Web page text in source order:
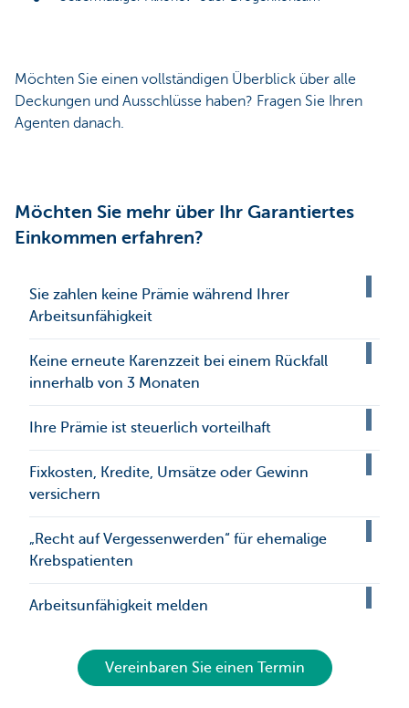
Möchten Sie einen vollständigen Überblick über alle
Deckungen und Ausschlüsse haben? Fragen Sie Ihren
Agenten danach.
Möchten Sie mehr über Ihr Garantiertes
Einkommen erfahren?
Sie zahlen keine Prämie während Ihrer
Arbeitsunfähigkeit
Keine erneute Karenzzeit bei einem Rückfall
innerhalb von 3 Monaten
Ihre Prämie ist steuerlich vorteilhaft
Fixkosten, Kredite, Umsätze oder Gewinn
versichern
„Recht auf Vergessenwerden“ für ehemalige
Krebspatienten
Arbeitsunfähigkeit melden
Vereinbaren Sie einen Termin